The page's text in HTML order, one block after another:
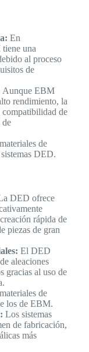
En
una
al proceso
de
Aunque EBM
rendimiento, la
compatibilidad de
de
de
DED.
DED ofrece
rápida de
piezas de gran
El DED
aleaciones
gracias al uso de
de
los de EBM.
Los sistemas
de fabricación,
más